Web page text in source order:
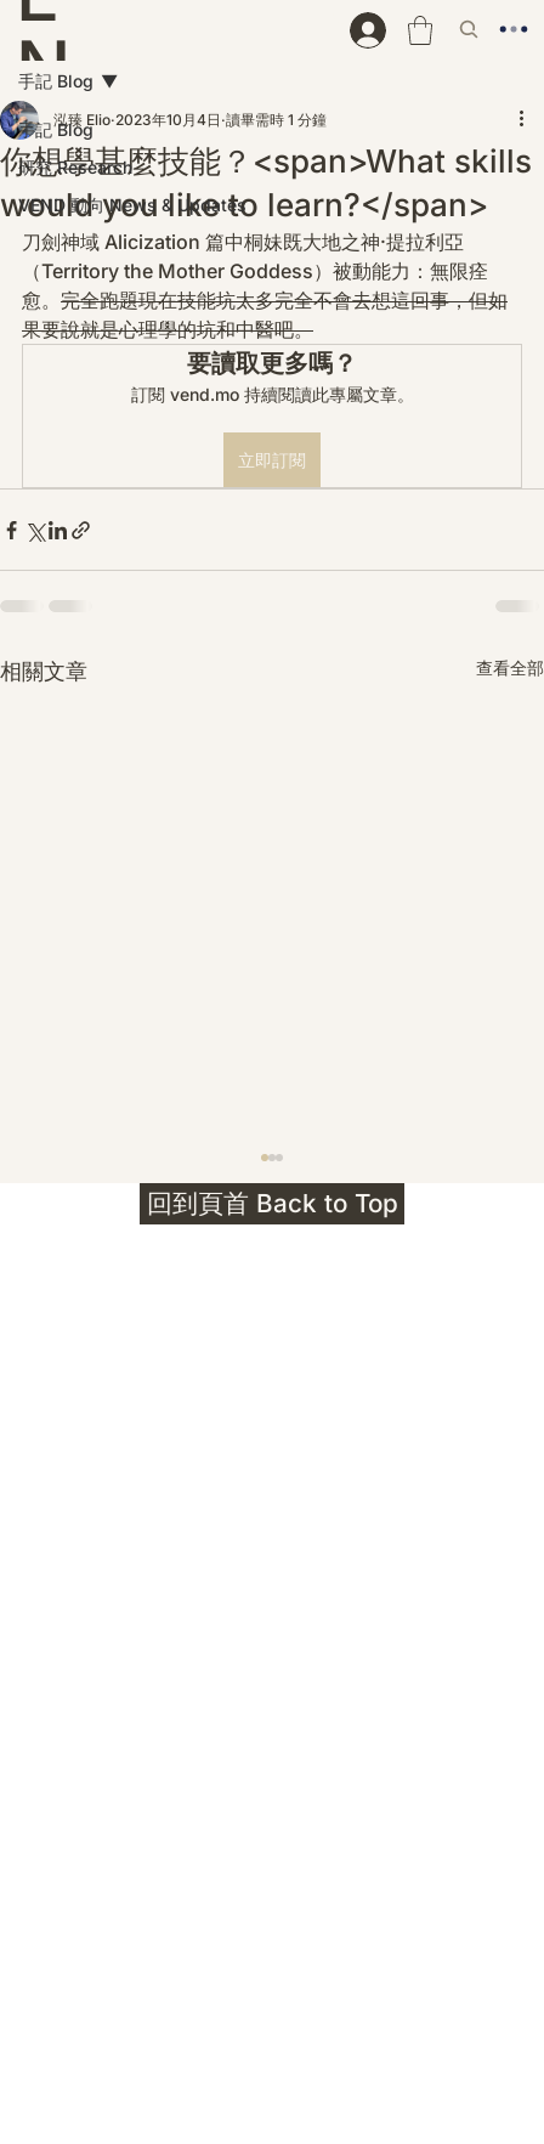
N
D
手記 Blog
研究 Research
VEND 動向 News & Updates
手記 Blog
你想學甚麼技能？<span>What skills
would you like to learn?</span>
泓臻 Elio 2023年10月4日 讀畢需時 1 分鐘
刀劍神域 Alicization 篇中桐妹既大地之神·提拉利亞
（Territory the Mother Goddess）被動能力：無限痊
愈。 完全跑題現在技能坑太多完全不會去想這回事，但如
果要說就是心理學的坑和中醫吧。
要讀取更多嗎？
訂閱 vend.mo 持續閱讀此專屬文章。
立即訂閱
相關文章 查看全部
回到頁首 Back to Top